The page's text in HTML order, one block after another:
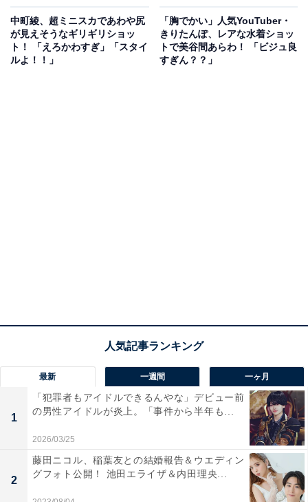
中町綾、超ミニスカであわや尻
が見えそうなギリギリショッ
ト！ 「えろかわすぎ」「スタイ
ルよ！！」
「胸でかい」人気YouTuber・
きりたんぽ、レアな水着ショッ
トで美谷間あらわ！ 「ビジュ良
すぎん？？」
最新 一週間 一ヶ月
1
「犯罪者もアイドルできるんやな」デビュー前
の男性アイドルが炎上。「事件から半年も...
2026/03/25
2
藤田ニコル、稲葉友との結婚報告＆ウエディン
グフォト公開！ 池田エライザ＆内田理央...